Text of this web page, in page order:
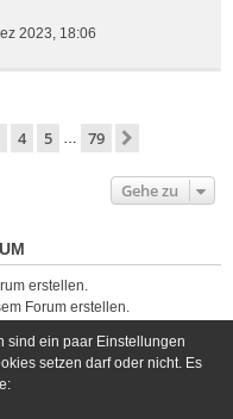
2023, 18:06
794 5 … 79
Gehe zu
erstellen.
Forum erstellen.
löschen.
erstellen.
sind ein paar Einstellungen
setzen darf oder nicht. Es